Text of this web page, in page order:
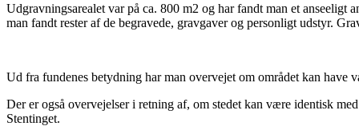
Udgravningsarealet var på ca. 800 m2 og har fandt man et anseeligt
man fandt rester af de begravede, gravgaver og personligt udstyr.
Ud fra fundenes betydning har man overvejet om området kan have
Der er også overvejelser i retning af, om stedet kan være identisk
Stentinget.